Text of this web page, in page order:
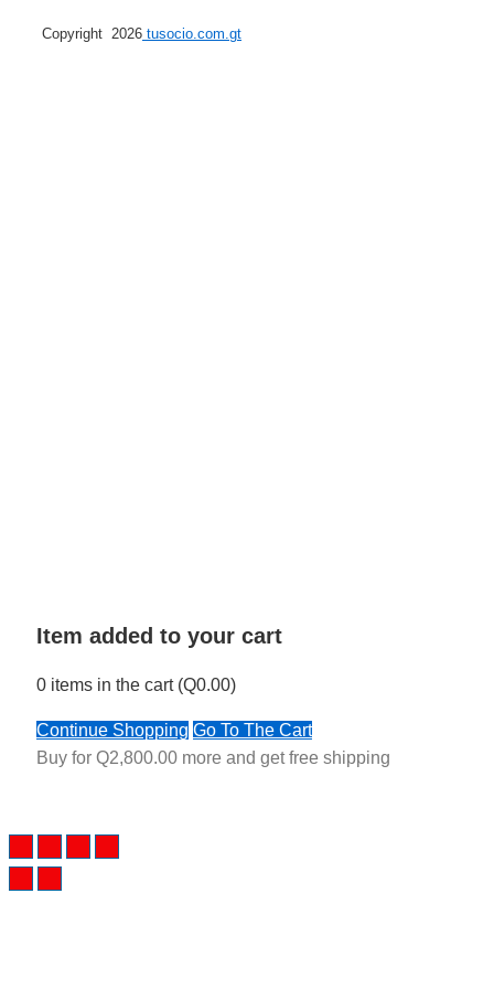
Copyright 2026 tusocio.com.gt
Item added to your cart
0 items in the cart (Q0.00)
Continue Shopping Go To The Cart
Buy for Q2,800.00 more and get free shipping